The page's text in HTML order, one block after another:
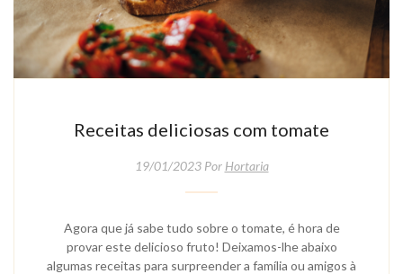
Receitas deliciosas com tomate
19/01/2023 Por Hortaria
Agora que já sabe tudo sobre o tomate, é hora de
provar este delicioso fruto! Deixamos-lhe abaixo
algumas receitas para surpreender a família ou amigos à